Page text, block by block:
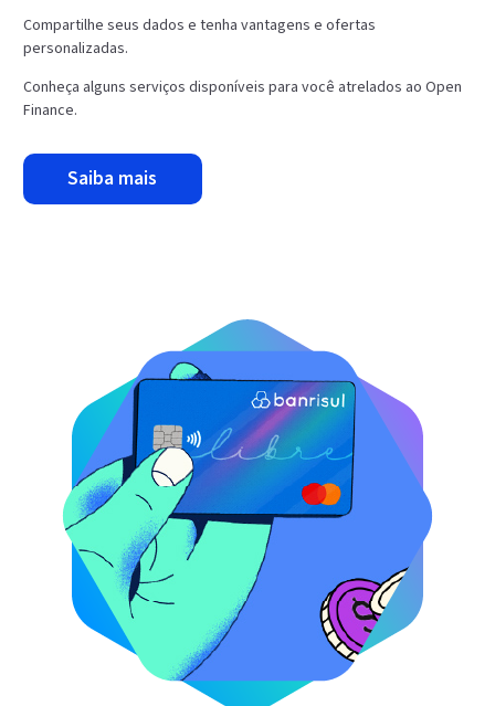
Compartilhe seus dados e tenha vantagens e ofertas
personalizadas.
Conheça alguns serviços disponíveis para você atrelados ao Open
Finance.
saiba mais